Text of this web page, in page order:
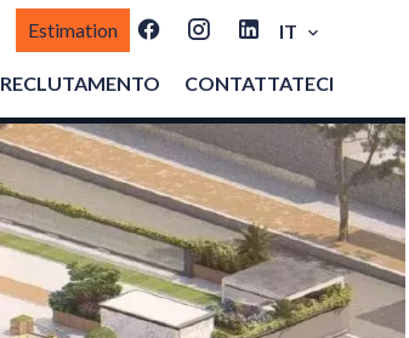
Estimation IT
RECLUTAMENTO CONTATTATECI